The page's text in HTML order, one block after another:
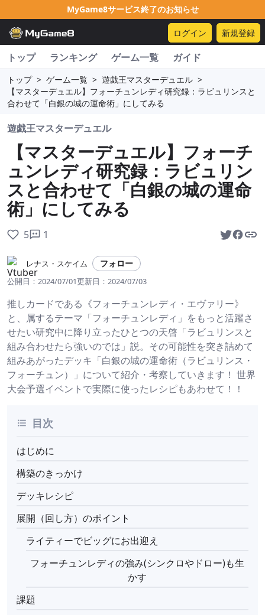
MyGame8サービス終了のお知らせ
ログイン 新規登録
トップ ランキング ゲーム一覧 ガイド
トップ > ゲーム一覧 > 遊戯王マスターデュエル >
【マスターデュエル】フォーチュンレディ研究録：ラビュリンスと
合わせて「白銀の城の運命術」にしてみる
遊戯王マスターデュエル
【マスターデュエル】フォーチ
ュンレディ研究録：ラビュリン
スと合わせて「白銀の城の運命
術」にしてみる
5 1
レナス・スケイム フォロー
公開日： 2024/07/01更新日： 2024/07/03
推しカードである《フォーチュンレディ・エヴァリー》
と、属するテーマ「フォーチュンレディ」をもっと活躍さ
せたい研究中に降り立ったひとつの天啓「ラビュリンスと
組み合わせたら強いのでは」説。その可能性を突き詰めて
組みあがったデッキ「白銀の城の運命術（ラビュリンス・
フォーチュン）」について紹介・考察していきます！ 世界
大会予選イベントで実際に使ったレシピもあわせて！！
目次
はじめに
構築のきっかけ
デッキレシピ
展開（回し方）のポイント
ライティーでビッグにお出迎え
フォーチュンレディの強み(シンクロやドロー)も生
かす
課題